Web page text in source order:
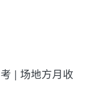
| 场地方月收